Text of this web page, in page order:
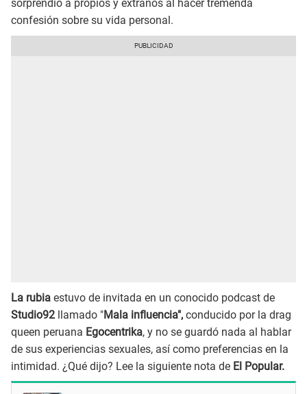
sorprendió a propios y extraños al hacer tremenda
confesión sobre su vida personal.
La rubia estuvo de invitada en un conocido podcast de
Studio92 llamado "Mala influencia", conducido por la drag
queen peruana Egocentrika, y no se guardó nada al hablar
de sus experiencias sexuales, así como preferencias en la
intimidad. ¿Qué dijo? Lee la siguiente nota de El Popular.